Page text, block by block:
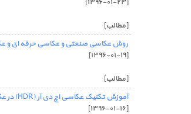
[۱۳۹۶-۰۱-۲۳]
[مطالب]
روش عکاسی صنعتی و عکاسی حرفه ای و
[۱۳۹۶-۰۱-۱۹]
[مطالب]
آموزش تکنیک عکاسی اچ دی آر (HDR) در عکاسی صنعتی و عکاسی تبلیغاتی و عکاسی حرفه ای
[۱۳۹۶-۰۱-۱۶]